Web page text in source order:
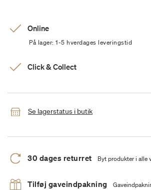
Online
På lager: 1-5 hverdages leveringstid
Click & Collect
Se lagerstatus i butik
30 dages returret Byt produkter i alle
Tilføj gaveindpakning